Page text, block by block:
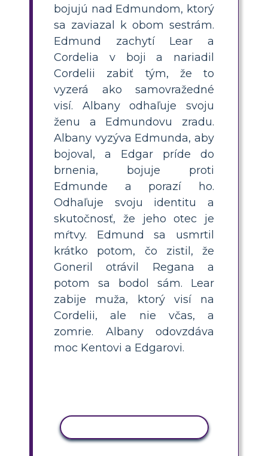
bojujú nad Edmundom, ktorý
sa zaviazal k obom sestrám.
Edmund zachytí Lear a
Cordelia v boji a nariadil
Cordelii zabiť tým, že to
vyzerá ako samovražedné
visí. Albany odhaľuje svoju
ženu a Edmundovu zradu.
Albany vyzýva Edmunda, aby
bojoval, a Edgar príde do
brnenia, bojuje proti
Edmunde a porazí ho.
Odhaľuje svoju identitu a
skutočnosť, že jeho otec je
mŕtvy. Edmund sa usmrtil
krátko potom, čo zistil, že
Goneril otrávil Regana a
potom sa bodol sám. Lear
zabije muža, ktorý visí na
Cordelii, ale nie včas, a
zomrie. Albany odovzdáva
moc Kentovi a Edgarovi.